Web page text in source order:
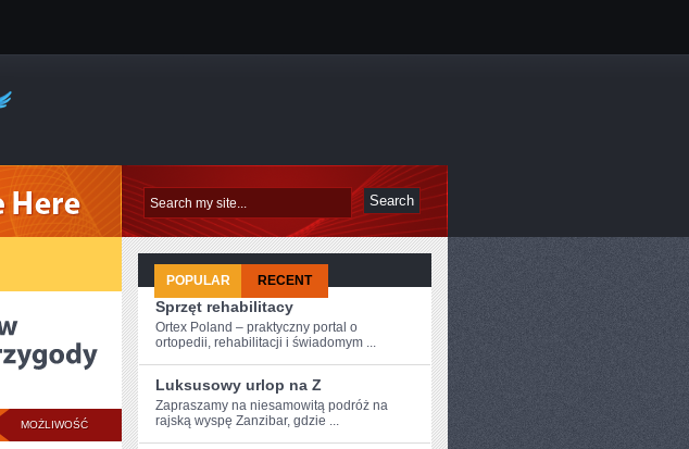
MOŻLIWOŚĆ
POPULAR RECENT
Sprzęt rehabilitacy
Ortex Poland – praktyczny portal o
ortopedii, rehabilitacji i świadomym ...
Luksusowy urlop na Z
Zapraszamy na niesamowitą podróż na
rajską wyspę Zanzibar, gdzie ...